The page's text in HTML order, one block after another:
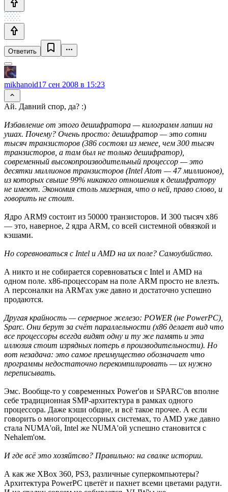
Ответить
mikhanoid17 сен 2008 в 15:23
Ай. Давний спор, да? :)
Избавление от этого дешифратора — килограмм лапши на
ушах. Почему? Очень просто: дешифратор — это сотни
тысяч транзисторов (386 состоял из менее, чем 300 тысяч
транзисторов, а там был не только дешифратор),
современный высокопроизводительный процессор — это
десятки миллионов транзисторов (Intel Atom — 47 миллионов),
из которых свыше 99% никакого отношения к дешифратору
не имеют. Экономия столь мизерная, что о ней, право слово, и
говорить не стоит.
Ядро ARM9 состоит из 50000 транзисторов. И 300 тысяч x86
— это, наверное, 2 ядра ARM, со всей системной обвязкой и
кэшами.
Но соревноваться с Intel и AMD на их поле? Самоубийство.
А никто и не собирается соревноваться с Intel и AMD на
одном поле. x86-процессорам на поле ARM просто не влезть.
А персоналки на ARM'ах уже давно и достаточно успешно
продаются.
Другая крайность — серверное железо: POWER (не PowerPC),
Sparc. Они берут за счёт параллельности (x86 делает вид что
все процессоры всегда видят одну и ту же память и эта
иллюзия стоит изрядных потерь в производительности). Но
вот незадача: это самое преимущество обозначает что
программы недостаточно перекомпилировать — их нужно
переписывать.
Эмс. Вообще-то у современных Power'ов и SPARC'ов вполне
себе традиционная SMP-архитектура в рамках одного
процессора. Даже кэши общие, и всё такое прочее. А если
говорить о многопроцессорных системах, то AMD уже давно
стала NUMA'ой, Intel же NUMA'ой успешно становится с
Nehalem'ом.
И где всё это хозяйтсво? Правильно: на свалке истории.
А как же XBox 360, PS3, различные суперкомпьютеры?
Архитектура PowerPC цветёт и пахнет всеми цветами радуги.